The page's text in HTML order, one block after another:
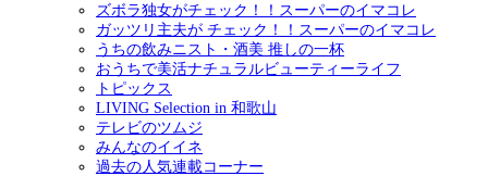
ズボラ独女がチェック！！スーパーのイマコレ
ガッツリ主夫が チェック！！スーパーのイマコレ
うちの飲みニスト・酒美 推しの一杯
おうちで美活ナチュラルビューティーライフ
トピックス
LIVING Selection in 和歌山
テレビのツムジ
みんなのイイネ
過去の人気連載コーナー